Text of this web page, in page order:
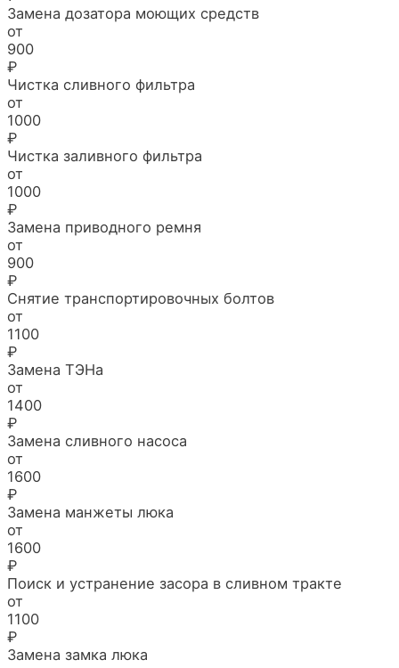
Замена дозатора моющих средств
от
900
₽
Чистка сливного фильтра
от
1000
₽
Чистка заливного фильтра
от
1000
₽
Замена приводного ремня
от
900
₽
Снятие транспортировочных болтов
от
1100
₽
Замена ТЭНа
от
1400
₽
Замена сливного насоса
от
1600
₽
Замена манжеты люка
от
1600
₽
Поиск и устранение засора в сливном тракте
от
1100
₽
Замена замка люка